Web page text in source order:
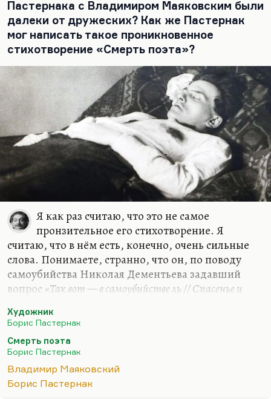
Пастернака с Владимиром Маяковским были
далеки от дружеских? Как же Пастернак
мог написать такое проникновенное
стихотворение «Смерть поэта»?
Я как раз считаю, что это не самое
пронзительное его стихотворение. Я
считаю, что в нём есть, конечно, очень сильные
слова. Понимаете, странно, что он, по поводу
самоубийства Николая Дементьева задавший
вопрос «Так вот — в самоубийстве ль // Спасенье и
«Твой выстрел был подобен Этне // В предгорьи трусов и
трусих»
. Вот в этом одобрении я что-то вижу…
Ну, как сказать? Не мне Пастернака судить,
конечно, но мне кажется, что ничего подобного
Этне в самоубийстве нет. Самоубийство, даже
если это такой мощный художественный жест,
Художник
Борис Пастернак
Смерть поэта
Борис Пастернак
Владимир Маяковский
Борис Пастернак